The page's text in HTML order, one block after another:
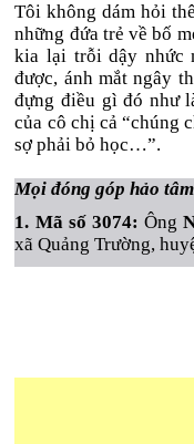
Tôi không dám hỏi
những đứa trẻ về bố
kia lại trỗi dậy nhức
được, ánh mắt ngây
đựng điều gì đó như
của cô chị cả “chúng
sợ phải bỏ học…”.
Mọi đóng góp hảo
1. Mã số 3074: Ông
xã Quảng Trường,